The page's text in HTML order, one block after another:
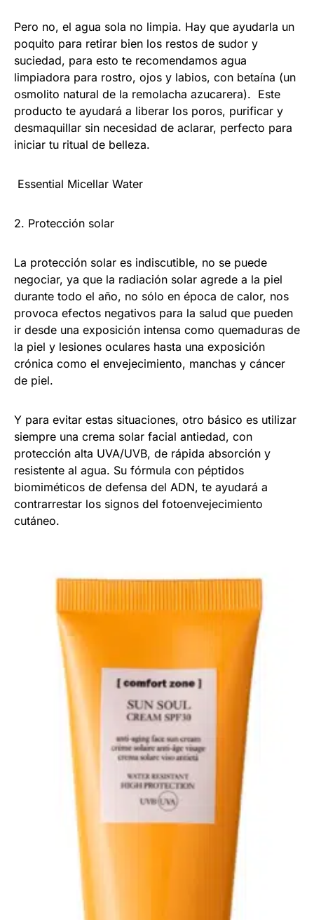
Pero no, el agua sola no limpia. Hay que ayudarla un
poquito para retirar bien los restos de sudor y
suciedad, para esto te recomendamos agua
limpiadora para rostro, ojos y labios, con betaína (un
osmolito natural de la remolacha azucarera). Este
producto te ayudará a liberar los poros, purificar y
desmaquillar sin necesidad de aclarar, perfecto para
iniciar tu ritual de belleza.
Essential Micellar Water
2. Protección solar
La protección solar es indiscutible, no se puede
negociar, ya que la radiación solar agrede a la piel
durante todo el año, no sólo en época de calor, nos
provoca efectos negativos para la salud que pueden
ir desde una exposición intensa como quemaduras de
la piel y lesiones oculares hasta una exposición
crónica como el envejecimiento, manchas y cáncer
de piel.
Y para evitar estas situaciones, otro básico es utilizar
siempre una crema solar facial antiedad, con
protección alta UVA/UVB, de rápida absorción y
resistente al agua. Su fórmula con péptidos
biomiméticos de defensa del ADN, te ayudará a
contrarrestar los signos del fotoenvejecimiento
cutáneo.